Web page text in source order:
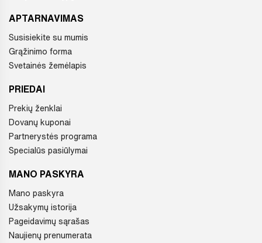
APTARNAVIMAS
Susisiekite su mumis
Grąžinimo forma
Svetainės žemėlapis
PRIEDAI
Prekių ženklai
Dovanų kuponai
Partnerystės programa
Specialūs pasiūlymai
MANO PASKYRA
Mano paskyra
Užsakymų istorija
Pageidavimų sąrašas
Naujienų prenumerata